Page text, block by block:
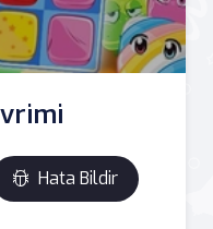
Hata Bildir